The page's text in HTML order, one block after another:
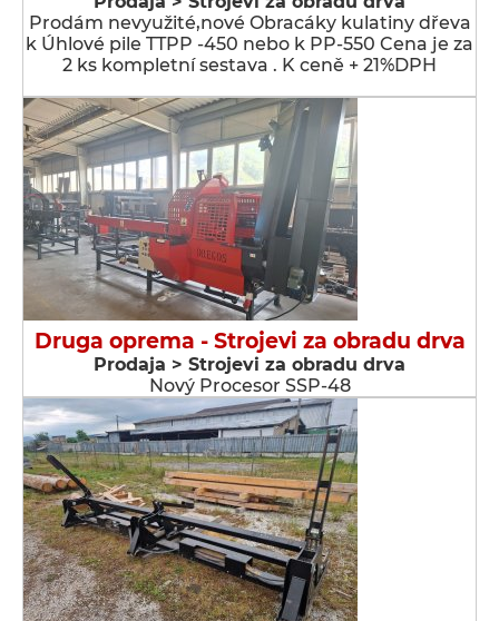
Prodám nevyužité,nové Obracáky kulatiny dřeva
k Úhlové pile TTPP -450 nebo k PP-550 Cena je za
2 ks kompletní sestava . K ceně + 21%DPH
Druga oprema - Strojevi za obradu drva
Prodaja > Strojevi za obradu drva
Nový Procesor SSP-48